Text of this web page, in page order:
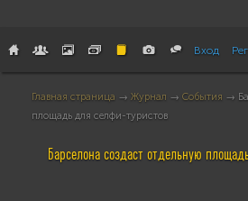
Вход
Главная страница → Журнал → События →
площадь для селфи-туристов
Барселона создаст отдельную